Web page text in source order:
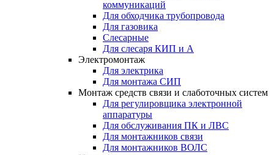
коммуникаций
Для обходчика трубопровода
Для газовика
Слесарные
Для слесаря КИП и А
Электромонтаж
Для электрика
Для монтажа СИП
Монтаж средств связи и слаботочных систем
Для регулировщика электронной
аппаратуры
Для обслуживания ПК и ЛВС
Для монтажников связи
Для монтажников ВОЛС